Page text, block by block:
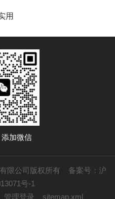
用
加微信
限公司版权所有 备案号：沪
号-1
管理登录 sitemap.xml